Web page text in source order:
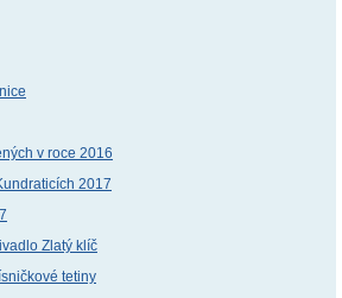
v roce 2016
2017
Zlatý klíč
tetiny